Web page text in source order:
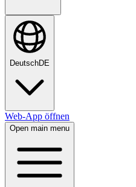
DeutschDE
Web-App öffnen
Open main menu